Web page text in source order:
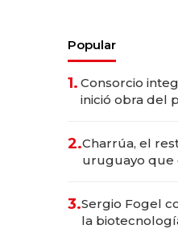
Popular
1. Consorcio
inició obra del
millones
2.Charrúa, el
uruguayo que
anticipación y
3.Sergio Fogel
la